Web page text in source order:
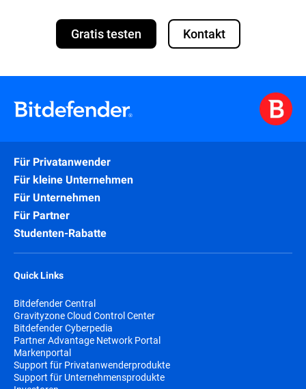
Gratis testen Kontakt
Für Privatanwender
Für kleine Unternehmen
Für Unternehmen
Für Partner
Studenten-Rabatte
Quick Links
Bitdefender Central
Gravityzone Cloud Control Center
Bitdefender Cyberpedia
Partner Advantage Network Portal
Markenportal
Support für Privatanwenderprodukte
Support für Unternehmensprodukte